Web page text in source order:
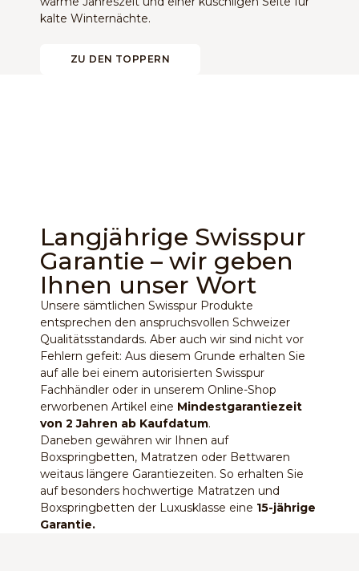
kalte Winternächte.
ZU DEN TOPPERN
Langjährige Swisspur
Garantie – wir geben
Ihnen unser Wort
Unsere sämtlichen Swisspur Produkte
entsprechen den anspruchsvollen Schweizer
Qualitätsstandards. Aber auch wir sind nicht vor
Fehlern gefeit: Aus diesem Grunde erhalten Sie
auf alle bei einem autorisierten Swisspur
Fachhändler oder in unserem Online-Shop
erworbenen Artikel eine Mindestgarantiezeit
von 2 Jahren ab Kaufdatum.
Daneben gewähren wir Ihnen auf
Boxspringbetten, Matratzen oder Bettwaren
weitaus längere Garantiezeiten. So erhalten Sie
auf besonders hochwertige Matratzen und
Boxspringbetten der Luxusklasse eine 15-jährige
Garantie.